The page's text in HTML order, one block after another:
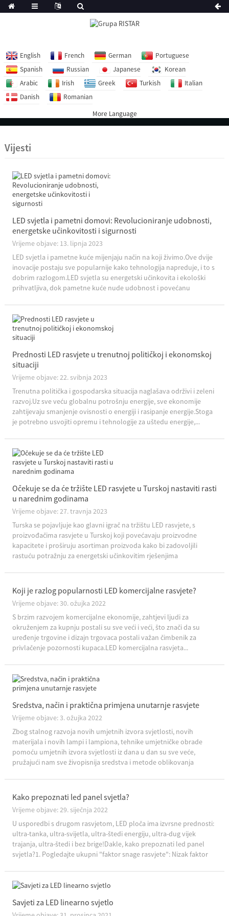
English French German
Portuguese
Spanish
Russian Japanese
Korean
Arabic
Irish Greek Turkish
Italian
Danish
Romanian
More Language
Vijesti
LED svjetla i pametni domovi: Revolucioniranje udobnosti,
energetske učinkovitosti i sigurnosti
Vrijeme objave: 13. lipnja 2023
LED svjetla i pametne kuće mijenjaju način na koji živimo.Ove dvije
inovacije postaju sve popularnije kako tehnologija napreduje, i to s
dobrim razlogom.LED svjetla su energetski učinkovita i ekološki
prihvatljiva, dok pametne kuće nude udobnost i povećanu
Prednosti LED rasvjete u trenutnoj političkoj i ekonomskoj
situaciji
Vrijeme objave: 22. svibnja 2023
Trenutna politička i gospodarska situacija naglašava održivi i zeleni
razvoj.Uz sve veću globalnu potrošnju energije, sve ekonomije
zahtijevaju smanjenje ovisnosti o energiji i rasipanje energije.Stoga
je potrebno usvojiti opremu i tehnologije za uštedu energije,...
Očekuje se da će tržište LED rasvjete u Turskoj nastaviti rasti
u narednim godinama
Vrijeme objave: 27. travnja 2023
Turska se pojavljuje kao glavni igrač na tržištu LED rasvjete, s
proizvođačima rasvjete u Turskoj koji povećavaju proizvodne
kapacitete i proširuju asortiman proizvoda kako bi zadovoljili
rastuću potražnju za energetski učinkovitim rješenjima
i ...
Koji je razlog popularnosti LED komercijalne rasvjete?
Vrijeme objave: 30. ožujka 2022
S brzim razvojem komercijalne ekonomije, zahtjevi ljudi za
okruženjem za kupnju postali su sve veći i veći, što znači da su
uređenje trgovine i dizajn trgovaca postali važan čimbenik za
privlačenje pozornosti kupaca.LED komercijalna rasvjeta...
Sredstva, način i praktična primjena unutarnje rasvjete
Vrijeme objave: 3. ožujka 2022
Zbog stalnog razvoja novih umjetnih izvora svjetlosti, novih
materijala i novih lampi i lampiona, tehnike umjetničke obrade
pomoću umjetnih izvora svjetlosti iz dana u dan su sve veće,
pružajući nam sve živopisnija sredstva i metode oblikovanja
Kako prepoznati led panel svjetla?
Vrijeme objave: 29. siječnja 2022
U usporedbi s drugom rasvjetom, LED ploča ima izvrsne prednosti:
ultra-tanka, ultra-svijetla, ultra-štedi energiju, ultra-dug vijek
trajanja, ultra-štedi i bez brige!Dakle, kako prepoznati led panel
svjetla?1. Pogledajte ukupni "faktor snage rasvjete": Nizak faktor
Savjeti za LED linearno svjetlo